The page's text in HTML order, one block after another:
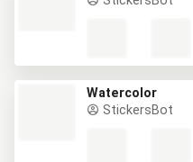
Watercolor
StickersBot